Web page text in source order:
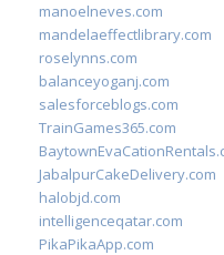
manoelneves.com
mandelaeffectlibrary.com
roselynns.com
balanceyoganj.com
salesforceblogs.com
TrainGames365.com
JabalpurCakeDelivery.com
halobjd.com
intelligenceqatar.com
PikaPikaApp.com